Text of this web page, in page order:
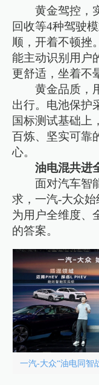
黄金驾控，
回收等4种驾驶
顺，开着不顿挫
能主动识别用户
更舒适，坐着不
黄金品质，
出行。电池保护
国标测试基础上
百炼、坚实可靠
心。
油电混共进
面对汽车智
求，一汽-大众始
为用户全维度、
的答案。
一汽-大众“油电同智